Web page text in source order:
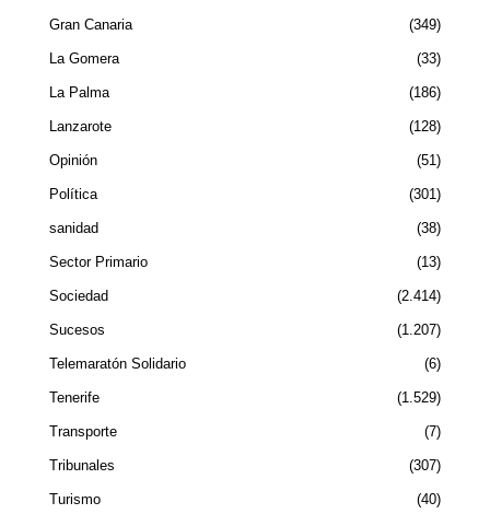
Gran Canaria 349
La Gomera 33
La Palma 186
Lanzarote 128
Opinión 51
Política 301
sanidad 38
Sector Primario 13
Sociedad 2.414
Sucesos 1.207
Telemaratón Solidario 6
Tenerife 1.529
Transporte 7
Tribunales 307
Turismo 40